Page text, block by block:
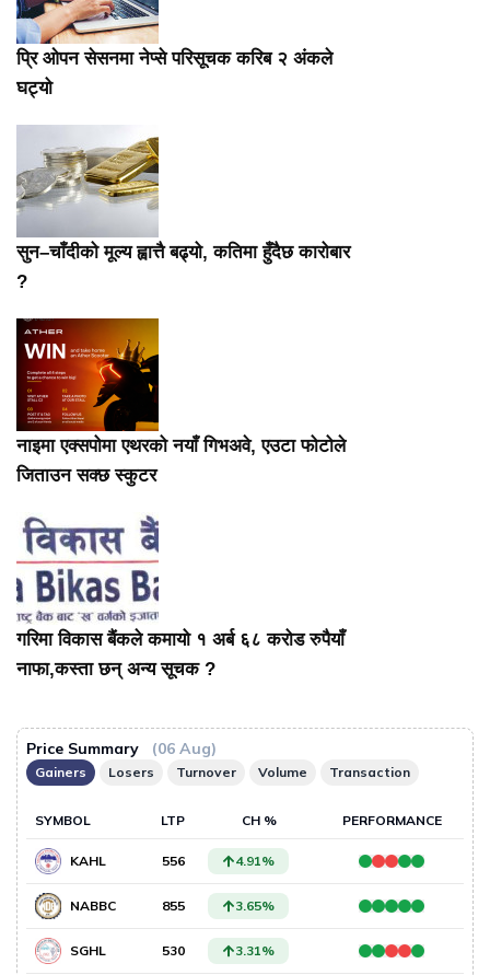
प्रि ओपन सेसनमा नेप्से परिसूचक करिब २ अंकले
घट्यो
सुन–चाँदीको मूल्य ह्वात्तै बढ्यो, कतिमा हुँदैछ कारोबार
?
नाइमा एक्सपोमा एथरको नयाँ गिभअवे, एउटा फोटोले
जिताउन सक्छ स्कुटर
गरिमा विकास बैंकले कमायो १ अर्ब ६८ करोड रुपैयाँ
नाफा,कस्ता छन् अन्य सूचक ?